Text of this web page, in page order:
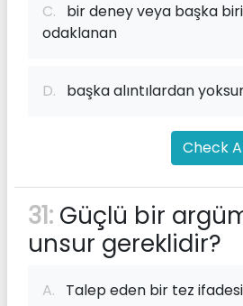
C. bir deney veya başka
odaklanan
D. başka alıntılardan
Check
31: Güçlü bir
unsur gereklidir?
A. Talep eden bir tez ifadesi